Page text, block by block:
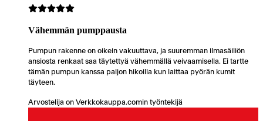
Vähemmän pumppausta
Pumpun rakenne on oikein vakuuttava, ja suuremman ilmasäiliön
ansiosta renkaat saa täytettyä vähemmällä veivaamisella. Ei tartte
tämän pumpun kanssa paljon hikoilla kun laittaa pyörän kumit
täyteen.
Arvostelija on Verkkokauppa.comin työntekijä